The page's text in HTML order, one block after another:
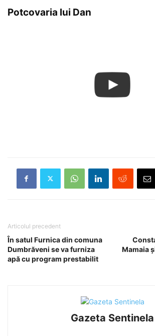
Potcovaria lui Dan
Articolul precedent
În satul Furnica din comuna
Dumbrăveni se va furniza
apă cu program prestabilit
Mamaia
Gazeta Sentinela